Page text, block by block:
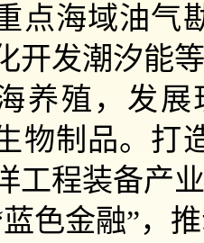
点海域油气
开发潮汐能
养殖，发
物制品。打
工程装备产
色金融”，